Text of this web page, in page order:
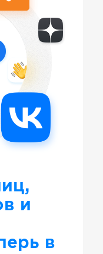
и
в